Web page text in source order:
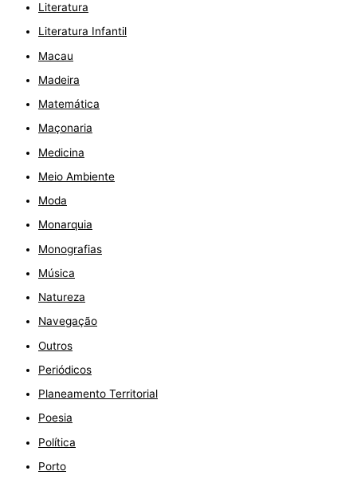
Literatura
Literatura Infantil
Macau
Madeira
Matemática
Maçonaria
Medicina
Meio Ambiente
Moda
Monarquia
Monografias
Música
Natureza
Navegação
Outros
Periódicos
Planeamento Territorial
Poesia
Política
Porto